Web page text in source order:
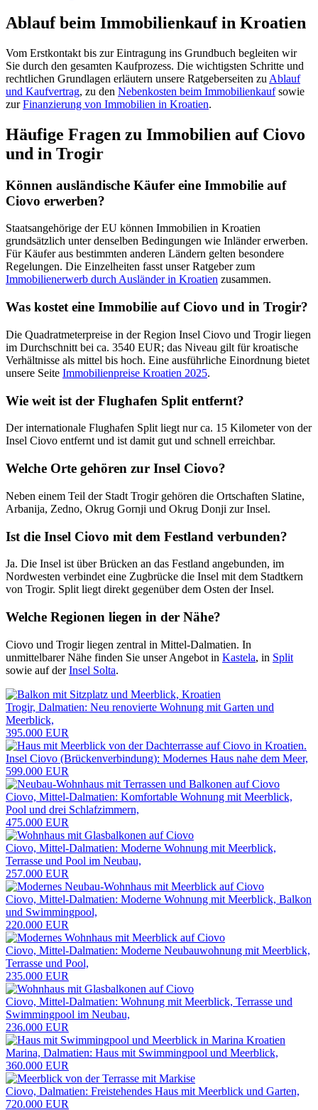
Ablauf beim Immobilienkauf in Kroatien
Vom Erstkontakt bis zur Eintragung ins Grundbuch begleiten wir
Sie durch den gesamten Kaufprozess. Die wichtigsten Schritte und
rechtlichen Grundlagen erläutern unsere Ratgeberseiten zu Ablauf
und Kaufvertrag, zu den Nebenkosten beim Immobilienkaufsowie
zurFinanzierung von Immobilien in Kroatien.
Häufige Fragen zu Immobilien auf Ciovo
und in Trogir
Können ausländische Käufer eine Immobilie auf
Ciovo erwerben?
Staatsangehörige der EU können Immobilien in Kroatien
grundsätzlich unter denselben Bedingungen wie Inländer erwerben.
Für Käufer aus bestimmten anderen Ländern gelten besondere
Regelungen. Die Einzelheiten fasst unser Ratgeber zum
Immobilienerwerb durch Ausländer in Kroatien zusammen.
Was kostet eine Immobilie auf Ciovo und in Trogir?
Die Quadratmeterpreise in der Region Insel Ciovo und Trogir liegen
im Durchschnitt bei ca. 3540 EUR; das Niveau gilt für kroatische
Verhältnisse als mittel bis hoch. Eine ausführliche Einordnung bietet
unsere Seite Immobilienpreise Kroatien 2025.
Wie weit ist der Flughafen Split entfernt?
Der internationale Flughafen Split liegt nur ca. 15 Kilometer von der
Insel Ciovo entfernt und ist damit gut und schnell erreichbar.
Welche Orte gehören zur Insel Ciovo?
Neben einem Teil der Stadt Trogir gehören die Ortschaften Slatine,
Arbanija, Zedno, Okrug Gornji und Okrug Donji zur Insel.
Ist die Insel Ciovo mit dem Festland verbunden?
Ja. Die Insel ist über Brücken an das Festland angebunden, im
Nordwesten verbindet eine Zugbrücke die Insel mit dem Stadtkern
von Trogir. Split liegt direkt gegenüber dem Osten der Insel.
Welche Regionen liegen in der Nähe?
Ciovo und Trogir liegen zentral in Mittel-Dalmatien. In
unmittelbarer Nähe finden Sie unser Angebot in Kastela, in Split
sowie auf derInsel Solta.
Trogir, Dalmatien: Neu renovierte Wohnung mit Garten und
Meerblick,
395.000 EUR
Insel Ciovo (Brückenverbindung): Modernes Haus nahe dem Meer,
599.000 EUR
Ciovo, Mittel-Dalmatien: Komfortable Wohnung mit Meerblick,
Pool und drei Schlafzimmern,
475.000 EUR
Ciovo, Mittel-Dalmatien: Moderne Wohnung mit Meerblick,
Terrasse und Pool im Neubau,
257.000 EUR
Ciovo, Mittel-Dalmatien: Moderne Wohnung mit Meerblick, Balkon
und Swimmingpool,
220.000 EUR
Ciovo, Mittel-Dalmatien: Moderne Neubauwohnung mit Meerblick,
Terrasse und Pool,
235.000 EUR
Ciovo, Mittel-Dalmatien: Wohnung mit Meerblick, Terrasse und
Swimmingpool im Neubau,
236.000 EUR
Marina, Dalmatien: Haus mit Swimmingpool und Meerblick,
360.000 EUR
Ciovo, Dalmatien: Freistehendes Haus mit Meerblick und Garten,
720.000 EUR